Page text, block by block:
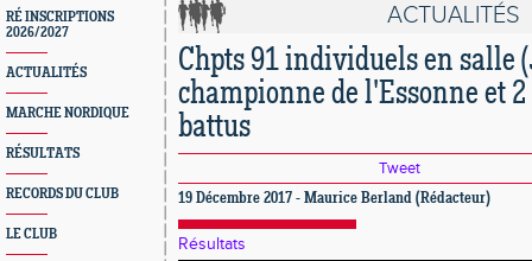
RÉ INSCRIPTIONS
2026/2027
ACTUALITÉS
MARCHE NORDIQUE
RÉSULTATS
RECORDS DU CLUB
LE CLUB
ACTUALITÉS
Chpts 91 individuels en salle
championne de l'Essonne et
battus
Tweet
19 Décembre 2017 - Maurice Berland (Rédacteur)
Résultats